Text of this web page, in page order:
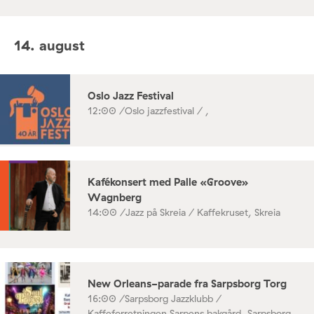
14. august
Oslo Jazz Festival
12:00 /Oslo jazzfestival / ,
Kafékonsert med Palle «Groove»
Wagnberg
14:00 /Jazz på Skreia / Kaffekruset, Skreia
New Orleans-parade fra Sarpsborg Torg
16:00 /Sarpsborg Jazzklubb /